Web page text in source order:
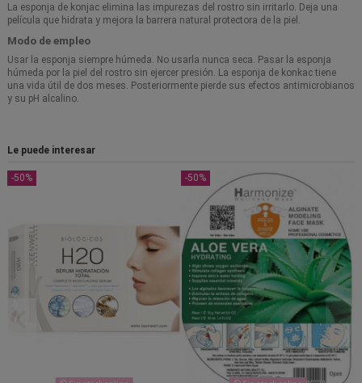
La esponja de konjac elimina las impurezas del rostro sin irritarlo. Deja una
película que hidrata y mejora la barrera natural protectora de la piel.
Modo de empleo
Usar la esponja siempre húmeda. No usarla nunca seca. Pasar la esponja
húmeda por la piel del rostro sin ejercer presión. La esponja de konkac tiene
una vida útil de dos meses. Posteriormente pierde sus efectos antimicrobianos
y su pH alcalino.
Le puede interesar
-50% -50%